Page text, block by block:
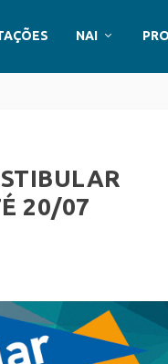
NAI
20/07